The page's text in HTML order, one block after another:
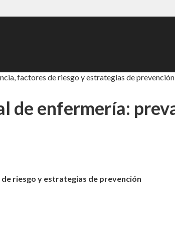
factores de riesgo y estrategias de prevención
de enfermería:
riesgo y estrategias de prevención